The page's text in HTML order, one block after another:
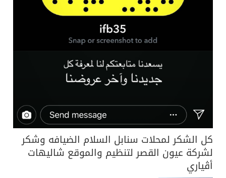
كل الشكر لمحلات سنابل السلام الضيافه وشكر
لشركة عيون القصر لتنظيم والموقع شاليهات
أڤياري